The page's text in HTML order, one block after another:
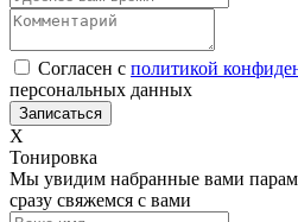
Согласен с политикой
персональных данных
Х
Тонировка
Мы увидим набранные вами
сразу свяжемся с вами